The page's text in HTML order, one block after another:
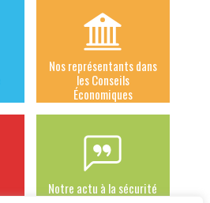
Nos représentants dans
les Conseils
Économiques
Notre actu à la sécurité